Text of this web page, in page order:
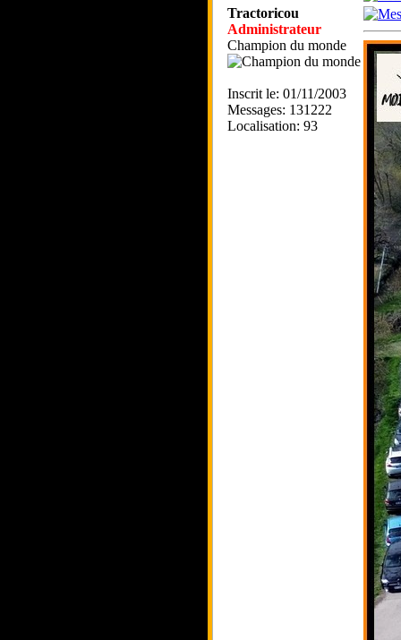
Tractoricou
Administrateur
Champion du monde
Inscrit le: 01/11/2003
Messages: 131222
Localisation: 93